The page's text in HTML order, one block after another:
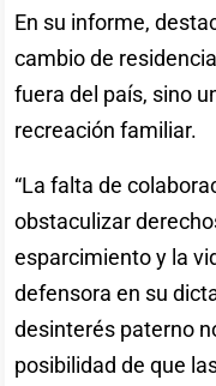
En su informe,
cambio de
fuera del país, sino
recreación familiar.
“La falta de
obstaculizar
esparcimiento y la
defensora en su
desinterés paterno
posibilidad de que